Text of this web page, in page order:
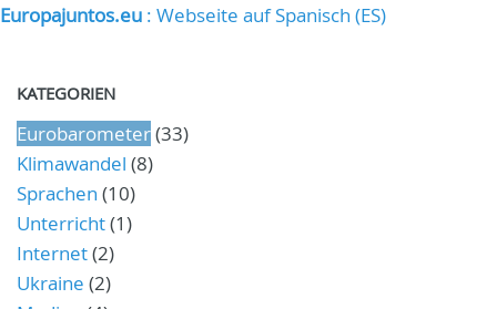
Europajuntos.eu : Webseite auf Spanisch (ES)
KATEGORIEN
Eurobarometer(33)
Klimawandel (8)
Sprachen (10)
Unterricht(1)
Internet(2)
Ukraine (2)